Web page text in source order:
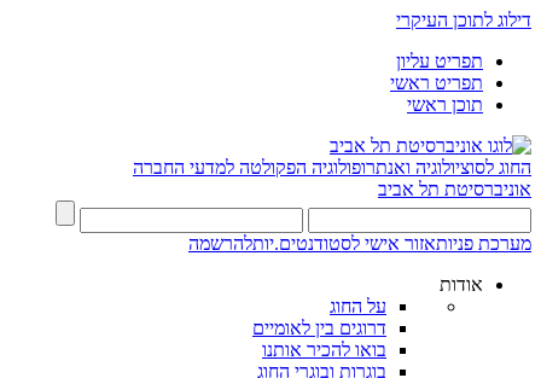
דילוג לתוכן העיקרי
תפריט עליון
תפריט ראשי
תוכן ראשי
החוג לסוציולוגיה ואנתרופולוגיה הפקולטה למדעי החברה
אוניברסיטת תל אביב
מערכת פניותאזור אישי לסטודנטים.יותלהרשמה
אודות
על החוג
דרוגים בין לאומיים
בואו להכיר אותנו
בוגרות ובוגרי החוג